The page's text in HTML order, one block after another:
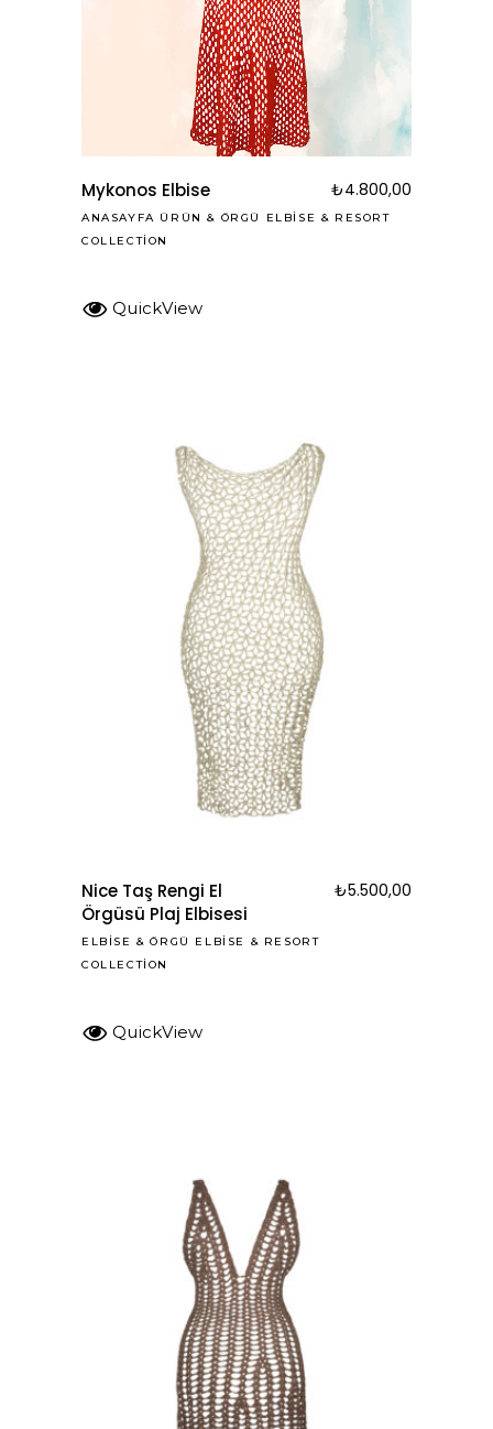
Mykonos Elbise ₺4.800,00
ANASAYFA ÜRÜN & ÖRGÜ ELBISE & RESORT
COLLECTION
QuickView
Nice Taş Rengi El
Örgüsü Plaj Elbisesi
₺5.500,00
ELBISE &ÖRGÜ ELBISE & RESORT
COLLECTION
QuickView